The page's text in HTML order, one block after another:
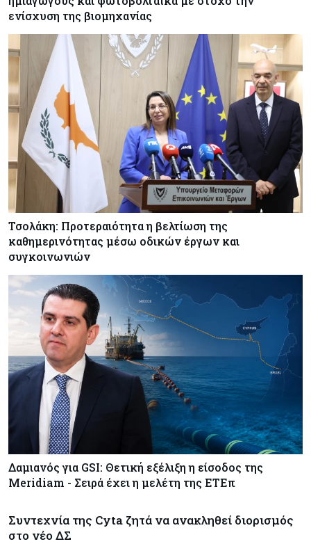
ενίσχυση της βιομηχανίας
Τσολάκη: Προτεραιότητα η βελτίωση της
καθημερινότητας μέσω οδικών έργων και
συγκοινωνιών
Δαμιανός για GSI: Θετική εξέλιξη η είσοδος της
Meridiam - Σειρά έχει η μελέτη της ΕΤΕπ
Συντεχνία της Cyta ζητά να ανακληθεί διορισμός
στο νέο ΔΣ